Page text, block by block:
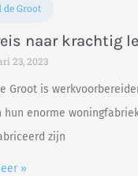
de Groot
naar krachtig
23, 2023
Groot is
hun enorme
zijn
»